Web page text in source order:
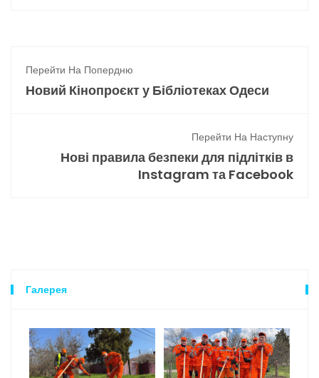
Перейти На Попердню
Новий Кінопроєкт у Бібліотеках Одеси
Перейти На Наступну
Нові правила безпеки для підлітків в
Instagram та Facebook
Галерея